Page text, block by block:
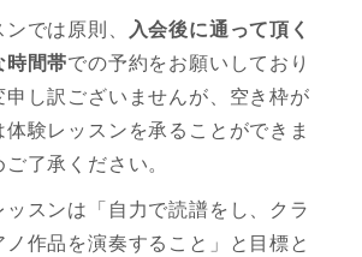
では原則、
入会後に通って頂く
時間帯での予約をお願いしており
申し訳ございませんが、空き枠が
験レッスンを承ることができま
了承ください。
ッスンは「自力で読譜をし、クラ
ノ作品を演奏すること」と目標と